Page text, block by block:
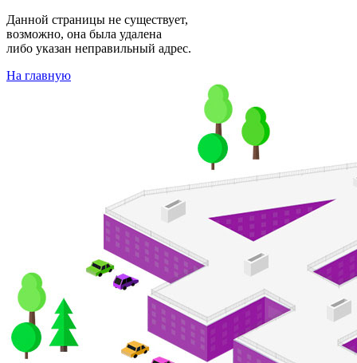
Данной страницы не существует,
возможно, она была удалена
либо указан неправильный адрес.
На главную